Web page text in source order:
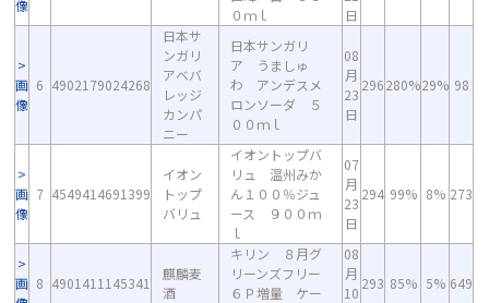
像
０ｍｌ
日
画
像
6 4902179024268
日本サ
ンガリ
アベバ
レッジ
カンパ
ニー
日本サンガリ
ア うましゅ
わ アンデスメ
ロンソーダ ５
００ｍｌ
08
月
23
日
296280%29% 98
画
像
7 4549414691399
イオン
トップ
バリュ
イオントップバ
リュ 温州みか
ん１００％ジュ
ース ９００ｍ
ｌ
07
月
23
日
294 99% 8% 273
画 8 4901411145341
麒麟麦
酒
キリン ８月グ
リーンズフリー
６Ｐ増量 ケー
08
月
10
293 85% 5% 649